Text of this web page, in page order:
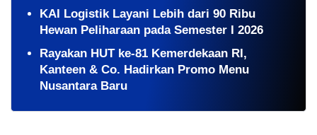
KAI Logistik Layani Lebih dari 90 Ribu
Hewan Peliharaan pada Semester I 2026
Rayakan HUT ke-81 Kemerdekaan RI,
Kanteen & Co. Hadirkan Promo Menu
Nusantara Baru